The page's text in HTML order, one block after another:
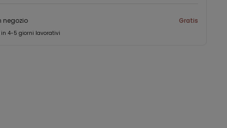
negozio Gratis
in 4-5 giorni lavorativi